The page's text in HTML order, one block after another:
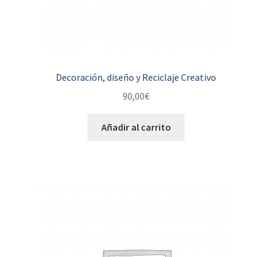
Decoración, diseño y Reciclaje Creativo
90,00€
Añadir al carrito